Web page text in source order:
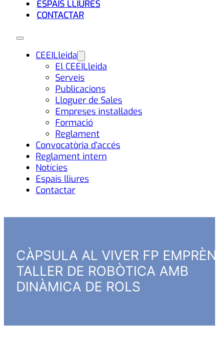
ESPAIS LLIURES
CONTACTAR
CEEILleida
El CEEILleida
Serveis
Publicacions
Lloguer de Sales
Empreses instal·lades
Formació
Reglament
Convocatòria d’accés
Reglament intern
Notícies
Espais lliures
Contactar
CÀPSULA AL VIVER FP
TALLER DE ROBÒTICA AMB
DINÀMICA DE ROLS